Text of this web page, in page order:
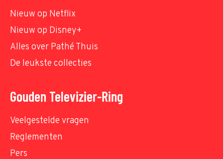
Nieuw op Netflix
Nieuw op Disney+
Alles over Pathé Thuis
De leukste collecties
Gouden Televizier-Ring
Veelgestelde vragen
Reglementen
Pers